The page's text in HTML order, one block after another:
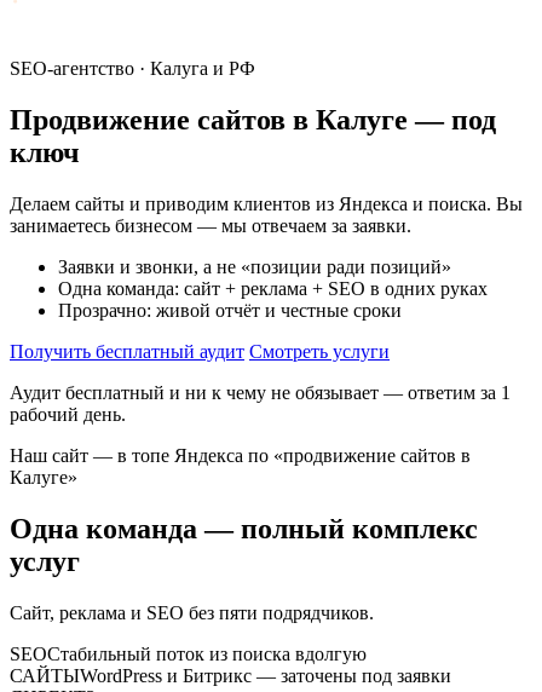
SEO-агентство · Калуга и РФ
Продвижение сайтов в Калуге —под
ключ
Делаем сайты и приводим клиентов из Яндекса и поиска. Вы
занимаетесь бизнесом — мы отвечаем за заявки.
Заявки и звонки, а не «позиции ради позиций»
Одна команда: сайт + реклама + SEO в одних руках
Прозрачно: живой отчёт и честные сроки
Получить бесплатный аудит Смотреть услуги
Аудит бесплатный и ни к чему не обязывает — ответим за 1
рабочий день.
Наш сайт — в топе Яндекса по «продвижение сайтов в
Калуге»
Одна команда — полный комплекс
услуг
Сайт, реклама и SEO без пяти подрядчиков.
SEOСтабильный поток из поиска вдолгую
САЙТЫWordPress и Битрикс — заточены под заявки